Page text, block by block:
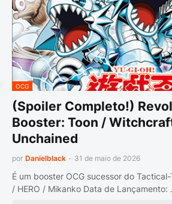
OCG
(Spoiler Completo!)
Booster: Toon /
Unchained
por Danielblack - 31 de maio de 2026
É um booster OCG sucessor do
/ HERO / Mikanko Data de Lançamento: